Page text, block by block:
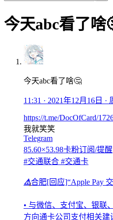
今天abc看了啥
今天abc看了啥🤔
11:31 · 2021年12月16日 ·
https://t.me/DocOfCard/
我就笑笑
Telegram
85.60×53.98卡粉订阅/提醒
#交通联合 #交通卡
⚠️合肥[回应]“Apple Pay
• 与微信、支付宝、银联
方向通卡公司支付相关